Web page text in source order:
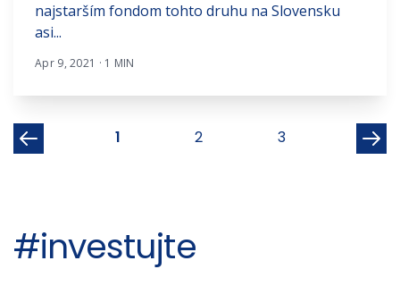
najstarším fondom tohto druhu na Slovensku
asi...
Apr 9, 2021 · 1 MIN
1 2 3
#investujte